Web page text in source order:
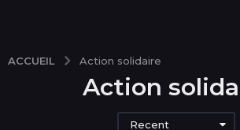
ACCUEIL Action solidaire
Action
Recent